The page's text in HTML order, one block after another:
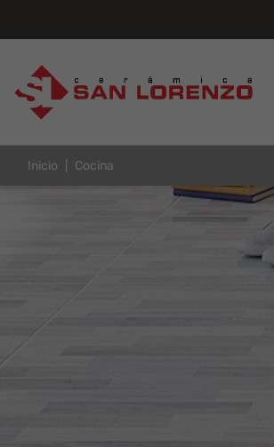
Inicio Cocina